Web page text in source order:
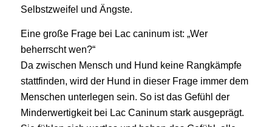
Selbstzweifel und Ängste.
Eine große Frage bei Lac caninum ist: „Wer
beherrscht wen?“
Da zwischen Mensch und Hund keine Rangkämpfe
stattfinden, wird der Hund in dieser Frage immer dem
Menschen unterlegen sein. So ist das Gefühl der
Minderwertigkeit bei Lac Caninum stark ausgeprägt.